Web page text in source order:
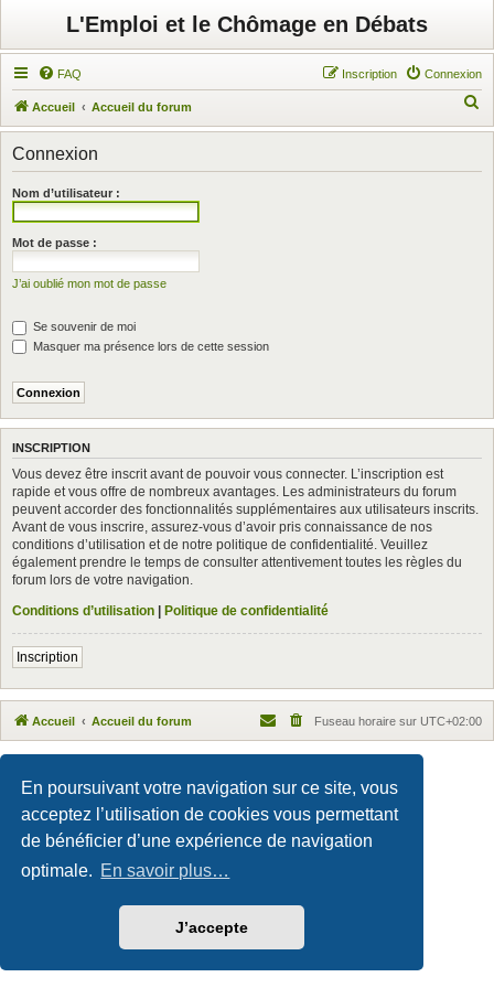
En poursuivant votre navigation sur ce site, vous
acceptez l’utilisation de cookies vous permettant
de bénéficier d’une expérience de navigation
optimale. En savoir plus…
J’accepte
L'Emploi et le Chômage en Débats
FAQ Connexion
Inscription
Accueil Accueil du forum
e
Connexion
Nom d’utilisateur :
Mot de passe :
J’ai oublié mon mot de passe
Se souvenir de moi
Masquer ma présence lors de cette session
INSCRIPTION
Vous devez être inscrit avant de pouvoir vous connecter. L’inscription est
rapide et vous offre de nombreux avantages. Les administrateurs du forum
peuvent accorder des fonctionnalités supplémentaires aux utilisateurs inscrits.
Avant de vous inscrire, assurez-vous d’avoir pris connaissance de nos
conditions d’utilisation et de notre politique de confidentialité. Veuillez
également prendre le temps de consulter attentivement toutes les règles du
forum lors de votre navigation.
Conditions d’utilisation | Politique de confidentialité
Inscription
Accueil Accueil du forum Fuseau horaire sur UTC+02:00
Développé par
® Forum Software © phpBB Limited
Traduction française officielle
Confidentialité|Conditions